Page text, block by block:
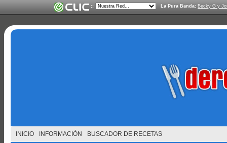
:: La Pura Banda: Becky G y
INICIO INFORMACIÓN BUSCADOR DE RECETAS